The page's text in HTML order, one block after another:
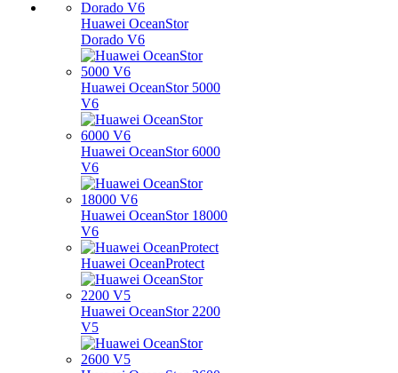
Huawei OceanStor
Dorado V6
Huawei OceanStor 5000
V6
Huawei OceanStor 6000
V6
Huawei OceanStor 18000
V6
Huawei OceanProtect
Huawei OceanStor 2200
V5